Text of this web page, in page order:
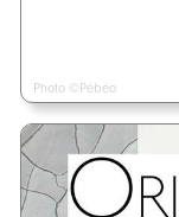
Photo ©Pébéo